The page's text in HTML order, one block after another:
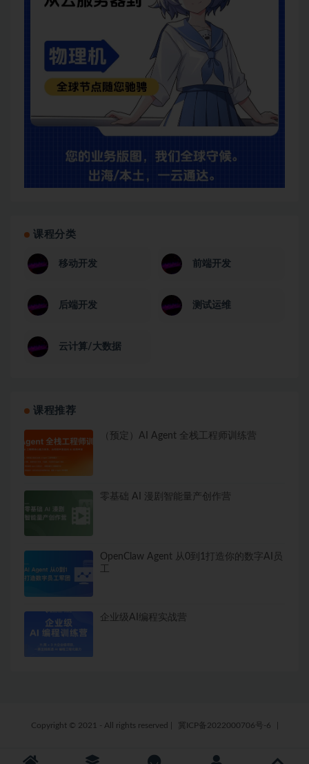
课程分类
移动开发 前端开发
后端开发 测试运维
云计算/大数据
课程推荐
（预定）AI Agent 全栈工程师训练营
零基础 AI 漫剧智能量产创作营
OpenClaw Agent 从0到1打造你的数字AI员
工
企业级AI编程实战营
Copyright © 2021 - All rights reserved 冀ICP备2022000706号-6